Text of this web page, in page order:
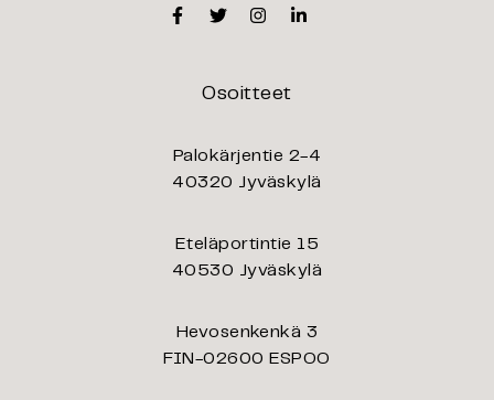
Facebook
TwitterInstagram
Linkedin
Osoitteet
Palokärjentie 2-4
40320 Jyväskylä
Eteläportintie 15
40530 Jyväskylä
Hevosenkenkä 3
FIN-02600 ESPOO